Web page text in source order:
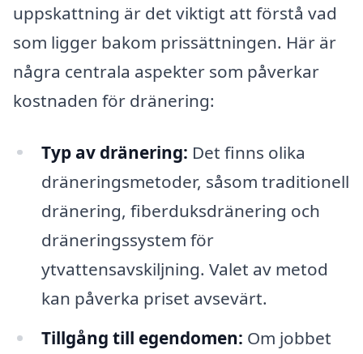
uppskattning är det viktigt att förstå vad
som ligger bakom prissättningen. Här är
några centrala aspekter som påverkar
kostnaden för dränering:
Typ av dränering: Det finns olika
dräneringsmetoder, såsom traditionell
dränering, fiberduksdränering och
dräneringssystem för
ytvattensavskiljning. Valet av metod
kan påverka priset avsevärt.
Tillgång till egendomen: Om jobbet